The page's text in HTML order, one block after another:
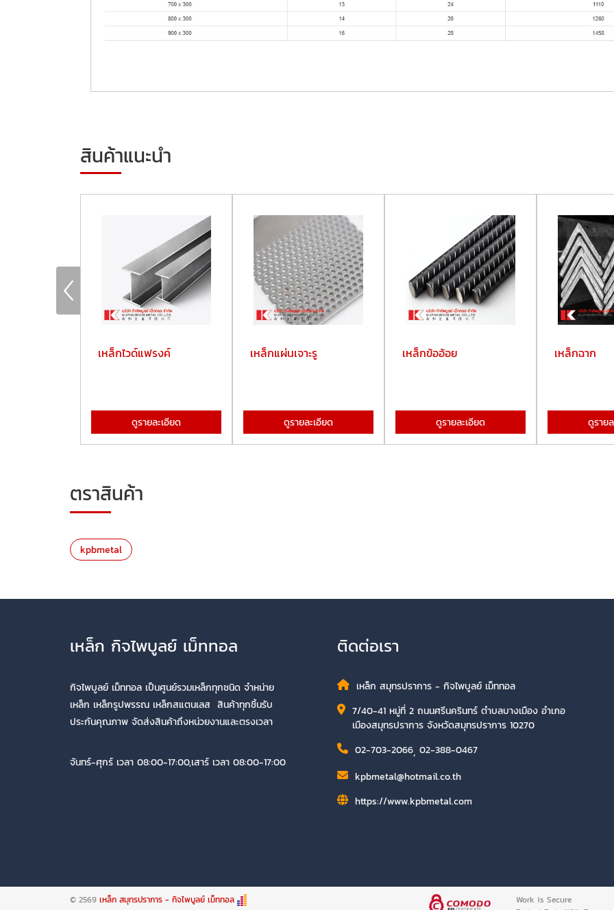
สินค้าแนะนำ
เหล็กไวด์แฟรงค์
ดูรายละเอียด
เหล็กแผ่นเจาะรู
ดูรายละเอียด
เหล็กข้ออ้อย
ดูรายละเอียด
เหล็กฉาก
ดูราย
ตราสินค้า
kpbmetal
เหล็ก กิจไพบูลย์ เม็ททอล
กิจไพบูลย์ เม็ททอล เป็นศูนย์รวมเหล็กทุกชนิด จำหน่าย
เหล็ก เหล็กรูปพรรณ เหล็กสแตนเลส สินค้าทุกชิ้นรับ
ประกันคุณภาพ จัดส่งสินค้าถึงหน่วยงานและตรงเวลา
จันทร์-ศุกร์ เวลา 08:00-17:00,เสาร์ เวลา 08:00-17:00
ติดต่อเรา
เหล็ก สมุทรปราการ - กิจไพบูลย์ เม็ททอล
7/40-41 หมู่ที่ 2 ถนนศรีนครินทร์ ตำบลบางเมือง อำเภอ
เมืองสมุทรปราการ จังหวัดสมุทรปราการ 10270
02-703-2066, 02-388-0467
kpbmetal@hotmail.co.th
https://www.kpbmetal.com
© 2569 เหล็ก สมุทรปราการ - กิจไพบูลย์ เม็ททอล
Work is Secure